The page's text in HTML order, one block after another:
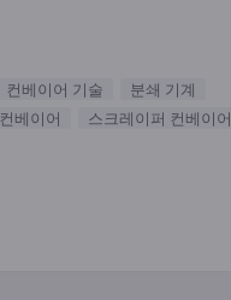
컨베이어 기술
분쇄 기계
베이어
스크레이퍼 컨베이어